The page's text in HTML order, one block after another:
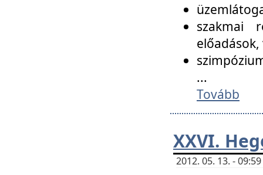
szakmai
...
Tovább
XXVI.
2012. 05. 13. -